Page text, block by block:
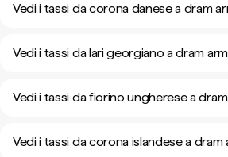
Vedi i tassi da corona danese a dram
Vedi i tassi da lari georgiano a dram
Vedi i tassi da fiorino ungherese a
Vedi i tassi da corona islandese a dram